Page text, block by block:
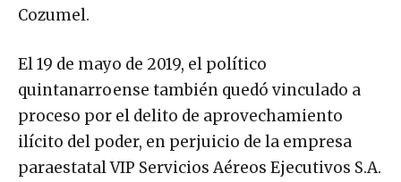
Cozumel.
El 19 de mayo de 2019, el político
quintanarroense también quedó vinculado a
proceso por el delito de aprovechamiento
ilícito del poder, en perjuicio de la empresa
paraestatal VIP Servicios Aéreos Ejecutivos S.A.